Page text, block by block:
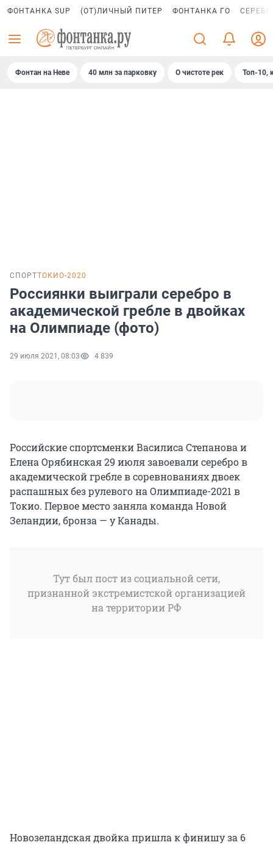
ФОНТАНКА SUP (ОТ)ЛИЧНЫЙ ПИТЕР ФОНТАНКА ГО
Фонтан на Неве 40 млн за парковку О чистоте рек Топ-10,
СПОРТТОКИО-2020
Россиянки выиграли серебро в
академической гребле в двойках
на Олимпиаде (фото)
29 июля 2021, 08:03 4 839
Российские спортсменки Василиса Степанова и
Елена Орябинская 29 июля завоевали серебро в
академической гребле в соревнованиях двоек
распашных без рулевого на Олимпиаде-2021 в
Токио. Первое место заняла команда Новой
Зеландии, бронза — у Канады.
Тут был пост из социальной сети,
признанной экстремистской организацией
на территории РФ
Новозеландская двойка пришла к финишу за 6